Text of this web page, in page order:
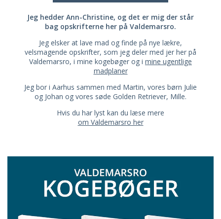
Jeg hedder Ann-Christine, og det er mig der står
bag opskrifterne her på Valdemarsro.
Jeg elsker at lave mad og finde på nye lækre,
velsmagende opskrifter, som jeg deler med jer her på
Valdemarsro, i mine kogebøger og i mine ugentlige
madplaner
Jeg bor i Aarhus sammen med Martin, vores børn Julie
og Johan og vores søde Golden Retriever, Mille.
Hvis du har lyst kan du læse mere
om Valdemarsro her